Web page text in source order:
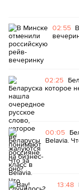
02:55
02:25
которое
00:05
Belavia.
13:48